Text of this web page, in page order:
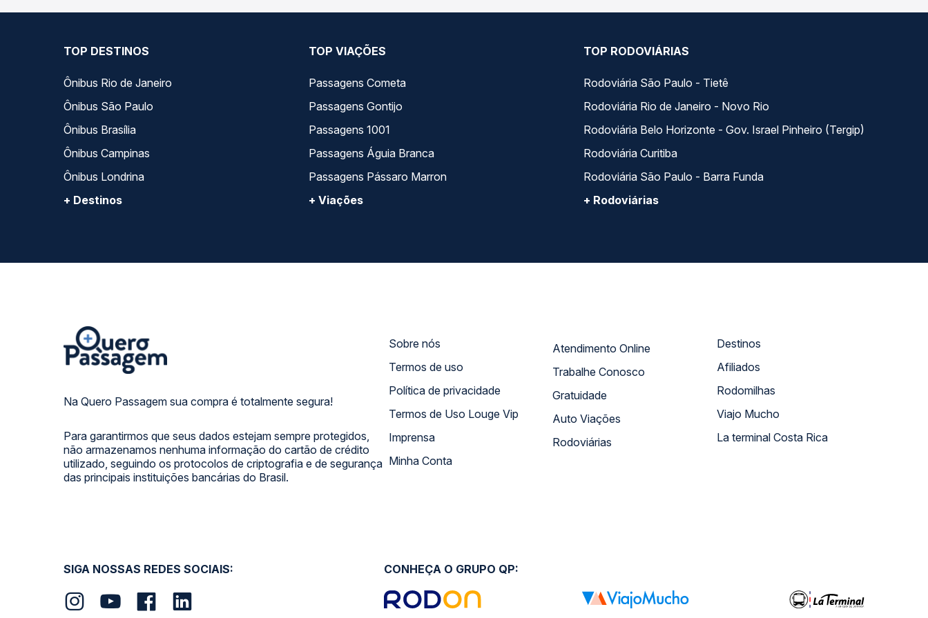
TOP DESTINOS
Ônibus Rio de Janeiro
Ônibus São Paulo
Ônibus Brasília
Ônibus Campinas
Ônibus Londrina
+ Destinos
TOP VIAÇÕES
Passagens Cometa
Passagens Gontijo
Passagens 1001
Passagens Águia Branca
Passagens Pássaro Marron
+ Viações
TOP RODOVIÁRIAS
Rodoviária São Paulo - Tietê
Rodoviária Rio de Janeiro - Novo Rio
Rodoviária Belo Horizonte - Gov. Israel Pinheiro (Tergip)
Rodoviária Curitiba
Rodoviária São Paulo - Barra Funda
+ Rodoviárias
Na Quero Passagem sua compra é totalmente segura!
Para garantirmos que seus dados estejam sempre protegidos,
não armazenamos nenhuma informação do cartão de crédito
utilizado, seguindo os protocolos de criptografia e de segurança
das principais instituições bancárias do Brasil.
Sobre nós
Termos de uso
Política de privacidade
Termos de Uso Louge Vip
Imprensa
Minha Conta
Atendimento Online
Trabalhe Conosco
Gratuidade
Auto Viações
Rodoviárias
Destinos
Afiliados
Rodomilhas
Viajo Mucho
La terminal Costa Rica
SIGA NOSSAS REDES SOCIAIS: CONHEÇA O GRUPO QP: